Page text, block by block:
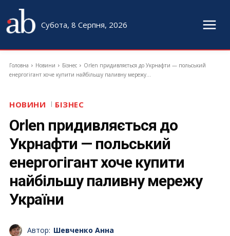
Субота, 8 Серпня, 2026
Головна Новини Бізнес
Orlen придивляється до Укрнафти — польський
енергогігант хоче купити найбільшу паливну мережу...
НОВИНИ БІЗНЕС
Orlen придивляється до
Укрнафти — польський
енергогігант хоче купити
найбільшу паливну мережу
України
Автор: Шевченко Анна